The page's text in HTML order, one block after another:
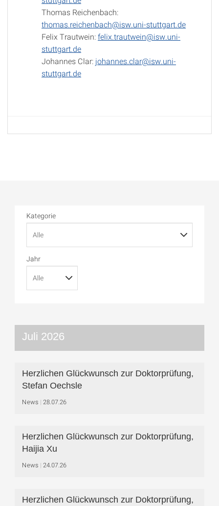
Thomas Reichenbach:
thomas.reichenbach@isw.uni-stuttgart.de
Felix Trautwein:felix.trautwein@isw.uni-
stuttgart.de
Johannes Clar: johannes.clar@isw.uni-
stuttgart.de
Kategorie
Jahr
Juli 2026
Herzlichen Glückwunsch zur Doktorprüfung,
Stefan Oechsle
News 28.07.26
Herzlichen Glückwunsch zur Doktorprüfung,
Haijia Xu
News 24.07.26
Herzlichen Glückwunsch zur Doktorprüfung,